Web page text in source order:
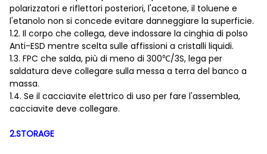
polarizzatori e riflettori posteriori, l'acetone, il toluene e
l'etanolo non si concede evitare danneggiare la superficie.
1.2. Il corpo che collega, deve indossare la cinghia di polso
Anti-ESD mentre scelta sulle affissioni a cristalli liquidi.
1.3. FPC che salda, più di meno di 300℃/3S, lega per
saldatura deve collegare sulla messa a terra del banco a
massa.
1.4. Se il cacciavite elettrico di uso per fare l'assemblea,
cacciavite deve collegare.
2.STORAGE